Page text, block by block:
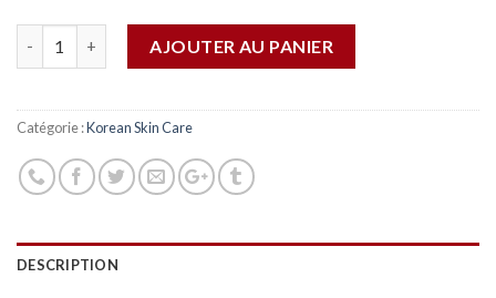
AJOUTER AU PANIER
Catégorie :Korean Skin Care
DESCRIPTION